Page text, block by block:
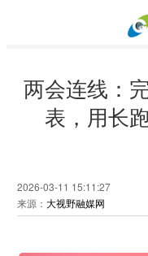
两会连线：
表，用长
2026-03-11 15:11:27
来源： 大视野融媒网